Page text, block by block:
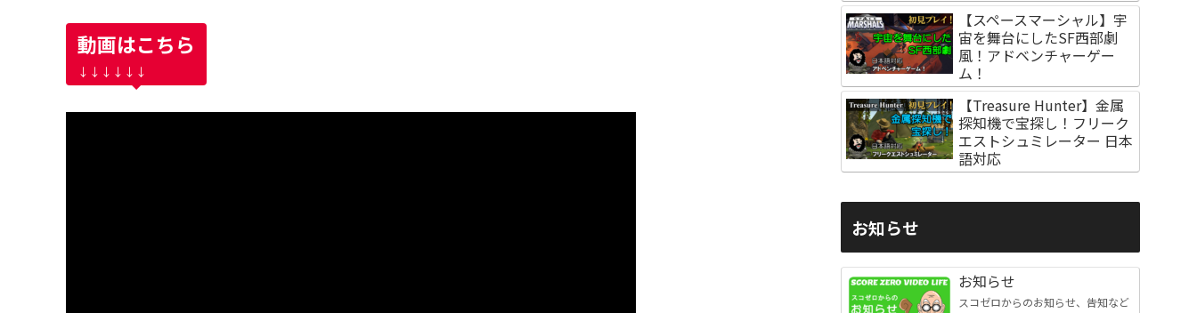
動画はこちら
↓↓↓↓↓↓
【スペースマーシャル】宇
宙を舞台にしたSF西部劇
風！アドベンチャーゲー
ム！
【Treasure Hunter】金属
探知機で宝探し！フリーク
エストシュミレーター 日本
語対応
お知らせ
お知らせ
スコゼロからのお知らせ、告知など